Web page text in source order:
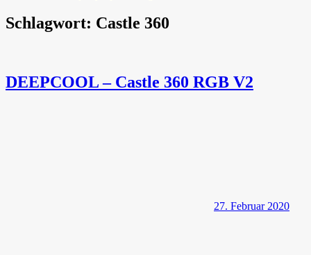
Schlagwort: Castle 360
DEEPCOOL – Castle 360 RGB V2
27. Februar 2020